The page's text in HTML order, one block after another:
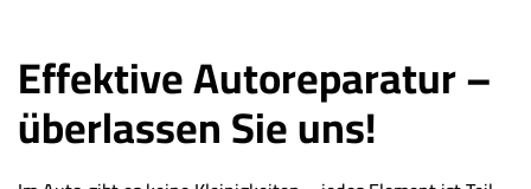
Effektive Autoreparatur –
überlassen Sie uns!